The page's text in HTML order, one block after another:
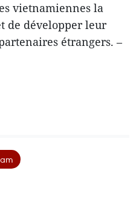
vietnamiennes la
de développer leur
étrangers. –